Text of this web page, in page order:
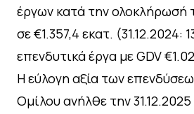
έργων κατά την ολοκλήρωσή
σε €1.357,4 εκατ. (31.12.2024:
επενδυτικά έργα με GDV
Η εύλογη αξία των
Ομίλου ανήλθε την